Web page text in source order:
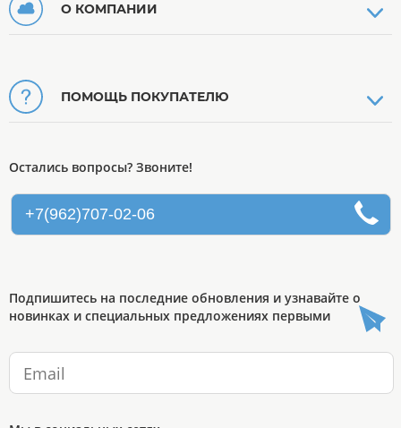
О КОМПАНИИ
ПОМОЩЬ ПОКУПАТЕЛЮ
Остались вопросы? Звоните!
+7(962)707-02-06
Подпишитесь на последние обновления и узнавайте о
новинках и специальных предложениях первыми